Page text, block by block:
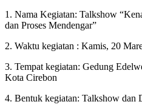
1. Nama Kegiatan: Talkshow
dan Proses Mendengar”
2. Waktu kegiatan : Kamis, 20
3. Tempat kegiatan: Gedung
Kota Cirebon
4. Bentuk kegiatan: Talkshow dan